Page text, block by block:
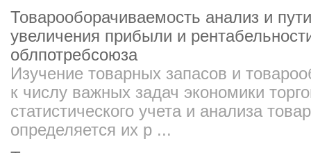
Товарооборачиваемость анализ и
увеличения прибыли и
облпотребсоюза
Изучение товарных запасов и
к числу важных задач экономики
статистического учета и анализа
определяется их р ...